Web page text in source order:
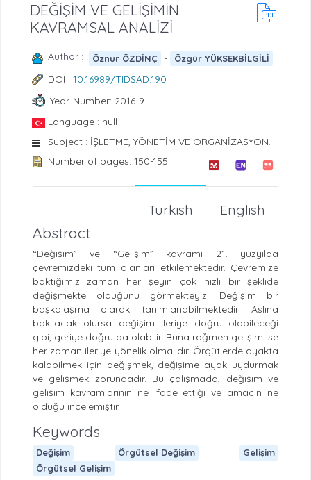
DEĞİŞİM VE GELİŞİMİN
KAVRAMSAL ANALİZİ
Author : Öznur ÖZDİNÇ - Özgür YÜKSEKBİLGİLİ
DOI : 10.16989/TIDSAD.190
Year-Number: 2016-9
Language : null
Subject : İŞLETME, YÖNETİM VE ORGANİZASYON.
Number of pages: 150-155
English
Turkish
Abstract
“Değişim” ve “Gelişim” kavramı 21. yüzyılda
çevremizdeki tüm alanları etkilemektedir. Çevremize
baktığımız zaman her şeyin çok hızlı bir şeklide
değişmekte olduğunu görmekteyiz. Değişim bir
başkalaşma olarak tanımlanabilmektedir. Aslına
bakılacak olursa değişim ileriye doğru olabileceği
gibi, geriye doğru da olabilir. Buna rağmen gelişim ise
her zaman ileriye yönelik olmalıdır. Örgütlerde ayakta
kalabilmek için değişmek, değişime ayak uydurmak
ve gelişmek zorundadır. Bu çalışmada, değişim ve
gelişim kavramlarının ne ifade ettiği ve amacın ne
olduğu incelemiştir.
Keywords
Değişim Örgütsel Değişim
Gelişim
Örgütsel Gelişim